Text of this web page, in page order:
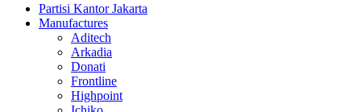
Partisi Kantor Jakarta
Manufactures
Aditech
Arkadia
Donati
Frontline
Highpoint